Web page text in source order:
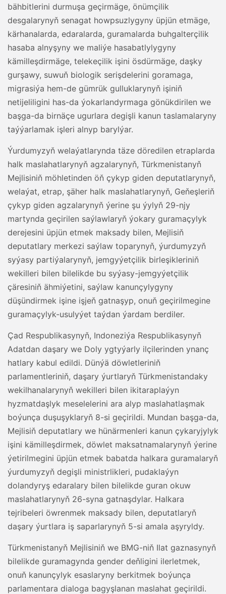
bähbitlerini durmuşa geçirmäge, önümçilik
desgalarynyň senagat howpsuzlygyny üpjün etmäge,
kärhanalarda, edaralarda, guramalarda buhgalterçilik
hasaba alnyşyny we maliýe hasabatlylygyny
kämilleşdirmäge, telekeçilik işini ösdürmäge, daşky
gurşawy, suwuň biologik serişdelerini goramaga,
migrasiýa hem-de gümrük gulluklarynyň işiniň
netijeliligini has-da ýokarlandyrmaga gönükdirilen we
başga-da birnäçe ugurlara degişli kanun taslamalaryny
taýýarlamak işleri alnyp barylýar.
Ýurdumyzyň welaýatlarynda täze döredilen etraplarda
halk maslahatlarynyň agzalarynyň, Türkmenistanyň
Mejlisiniň möhletinden öň çykyp giden deputatlarynyň,
welaýat, etrap, şäher halk maslahatlarynyň, Geňeşleriň
çykyp giden agzalarynyň ýerine şu ýylyň 29-njy
martynda geçirilen saýlawlaryň ýokary guramaçylyk
derejesini üpjün etmek maksady bilen, Mejlisiň
deputatlary merkezi saýlaw toparynyň, ýurdumyzyň
syýasy partiýalarynyň, jemgyýetçilik birleşikleriniň
wekilleri bilen bilelikde bu syýasy-jemgyýetçilik
çäresiniň ähmiýetini, saýlaw kanunçylygyny
düşündirmek işine işjeň gatnaşyp, onuň geçirilmegine
guramaçylyk-usulyýet taýdan ýardam berdiler.
Çad Respublikasynyň, Indoneziýa Respublikasynyň
Adatdan daşary we Doly ygtyýarly ilçilerinden ynanç
hatlary kabul edildi. Dünýä döwletleriniň
parlamentleriniň, daşary ýurtlaryň Türkmenistandaky
wekilhanalarynyň wekilleri bilen ikitaraplaýyn
hyzmatdaşlyk meselelerini ara alyp maslahatlaşmak
boýunça duşuşyklaryň 8-si geçirildi. Mundan başga-da,
Mejlisiň deputatlary we hünärmenleri kanun çykaryjylyk
işini kämilleşdirmek, döwlet maksatnamalarynyň ýerine
ýetirilmegini üpjün etmek babatda halkara guramalaryň
ýurdumyzyň degişli ministrlikleri, pudaklaýyn
dolandyryş edaralary bilen bilelikde guran okuw
maslahatlarynyň 26-syna gatnaşdylar. Halkara
tejribeleri öwrenmek maksady bilen, deputatlaryň
daşary ýurtlara iş saparlarynyň 5-si amala aşyryldy.
Türkmenistanyň Mejlisiniň we BMG-niň Ilat gaznasynyň
bilelikde guramagynda gender deňligini ilerletmek,
onuň kanunçylyk esaslaryny berkitmek boýunça
parlamentara dialoga bagyşlanan maslahat geçirildi.